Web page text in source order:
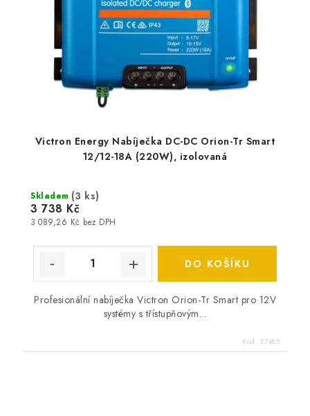
Victron Energy Nabíječka DC-DC Orion-Tr Smart
12/12-18A (220W), izolovaná
Skladem (3 ks)
3 089,26 Kč bez DPH
3 738 Kč
DO KOŠÍKU
Profesionální nabíječka Victron Orion-Tr Smart pro 12V
systémy s třístupňovým...
Kód: E7485